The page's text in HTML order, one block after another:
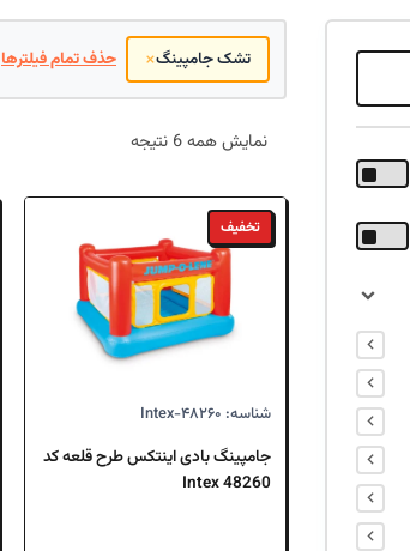
تشک جامپینگ× حذف تمام فیلترها
نمایش همه 6 نتیجه
مرتب‌سازی
اساس
تخفیف
شناسه: Intex-۴۸۲۶۰
جامپینگ بادی اینتکس طرح قلعه کد
Intex 48260